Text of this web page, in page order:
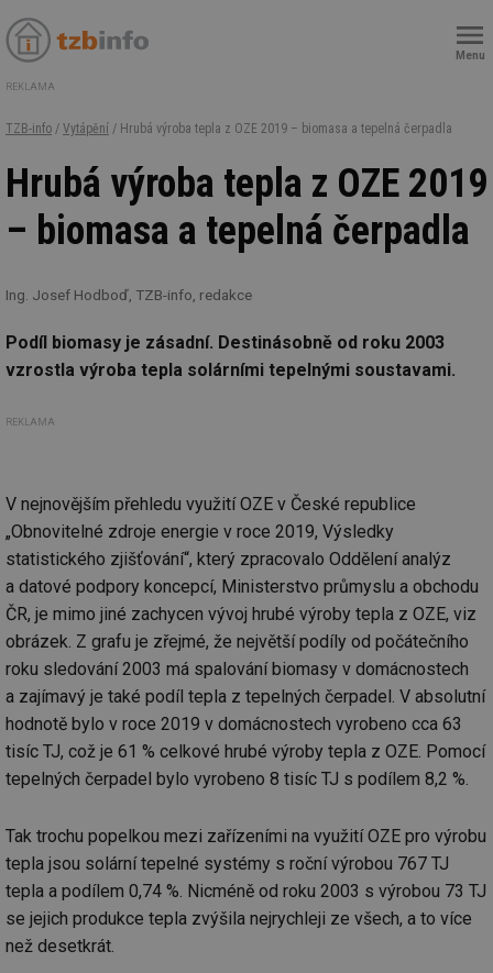
Menu
REKLAMA
TZB-info / Vytápění / Hrubá výroba tepla z OZE 2019 – biomasa a tepelná čerpadla
Hrubá výroba tepla z OZE 2019
– biomasa a tepelná čerpadla
Ing. Josef Hodboď, TZB-info, redakce
Podíl biomasy je zásadní. Destinásobně od roku 2003
vzrostla výroba tepla solárními tepelnými soustavami.
REKLAMA
V nejnovějším přehledu využití OZE v České republice
„Obnovitelné zdroje energie v roce 2019, Výsledky
statistického zjišťování“, který zpracovalo Oddělení analýz
a datové podpory koncepcí, Ministerstvo průmyslu a obchodu
ČR, je mimo jiné zachycen vývoj hrubé výroby tepla z OZE, viz
obrázek. Z grafu je zřejmé, že největší podíly od počátečního
roku sledování 2003 má spalování biomasy v domácnostech
a zajímavý je také podíl tepla z tepelných čerpadel. V absolutní
hodnotě bylo v roce 2019 v domácnostech vyrobeno cca 63
tisíc TJ, což je 61 % celkové hrubé výroby tepla z OZE. Pomocí
tepelných čerpadel bylo vyrobeno 8 tisíc TJ s podílem 8,2 %.
Tak trochu popelkou mezi zařízeními na využití OZE pro výrobu
tepla jsou solární tepelné systémy s roční výrobou 767 TJ
tepla a podílem 0,74 %. Nicméně od roku 2003 s výrobou 73 TJ
se jejich produkce tepla zvýšila nejrychleji ze všech, a to více
než desetkrát.